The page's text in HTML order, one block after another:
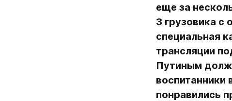
еще за
3 грузовика с
специальная
трансляции
Путиным
воспитанники
понравились